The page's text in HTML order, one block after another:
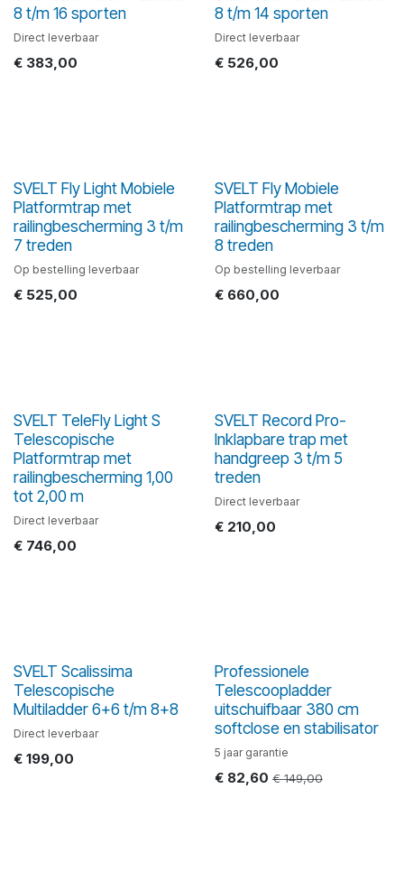
8 t/m 16 sporten
Direct leverbaar
€ 383,00
8 t/m 14 sporten
Direct leverbaar
€ 526,00
SVELT Fly Light Mobiele
Platformtrap met
railingbescherming 3 t/m
7 treden
Op bestelling leverbaar
€ 525,00
SVELT Fly Mobiele
Platformtrap met
railingbescherming 3 t/m
8 treden
Op bestelling leverbaar
€ 660,00
SVELT TeleFly Light S
Telescopische
Platformtrap met
railingbescherming 1,00
tot 2,00 m
Direct leverbaar
€ 746,00
SVELT Record Pro-
Inklapbare trap met
handgreep 3 t/m 5
treden
Direct leverbaar
€ 210,00
SVELT Scalissima
Telescopische
Multiladder 6+6 t/m 8+8
Direct leverbaar
€ 199,00
Professionele
Telescoopladder
uitschuifbaar 380 cm
softclose en stabilisator
5 jaar garantie
€ 82,60 €149,00